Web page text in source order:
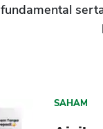
fundamental
SAHAM